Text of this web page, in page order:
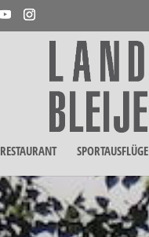
RESTAURANT SPORTAUSFLÜGE